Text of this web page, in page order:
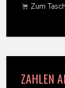
Zum
ZAHLEN